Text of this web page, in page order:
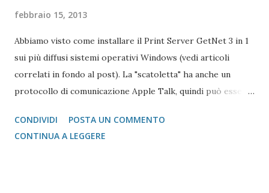
febbraio 15, 2013
Abbiamo visto come installare il Print Server GetNet 3 in 1
sui più diffusi sistemi operativi Windows (vedi articoli
correlati in fondo al post). La "scatoletta" ha anche un
protocollo di comunicazione Apple Talk, quindi può essere
gestione post script integrata (quasi tutte le stampanti
salvo quelle del gruppo Ricoh che hanno bisogno di un
CONDIVIDI
POSTA UN COMMENTO
CONTINUA A LEGGERE